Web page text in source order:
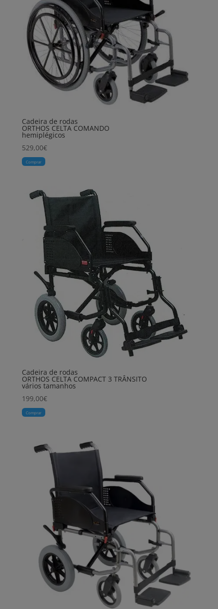
Cadeira de rodas
ORTHOS CELTA COMANDO
hemiplégicos
529,00€
Comprar
Cadeira de rodas
ORTHOS CELTA COMPACT 3 TRÂNSITO
vários tamanhos
199,00€
Comprar